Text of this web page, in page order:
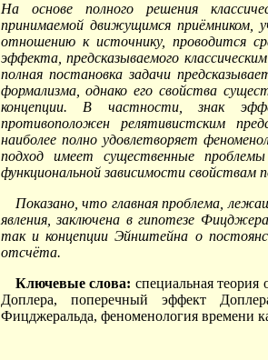
На основе полного решения
принимаемой движущимся приёмником,
отношению к источнику, проводится
эффекта, предсказываемого
полная постановка задачи
формализма, однако его свойства
концепции. В частности, знак
противоположен релятивистским
наиболее полно удовлетворяет
подход имеет существенные
функциональной зависимости свойствам
Показано, что главная проблема,
явления, заключена в гипотезе
так и концепции Эйнштейна о
отсчёта.
Ключевые слова: специальная
Доплера, поперечный эффект
Фицджеральда, феноменология времени